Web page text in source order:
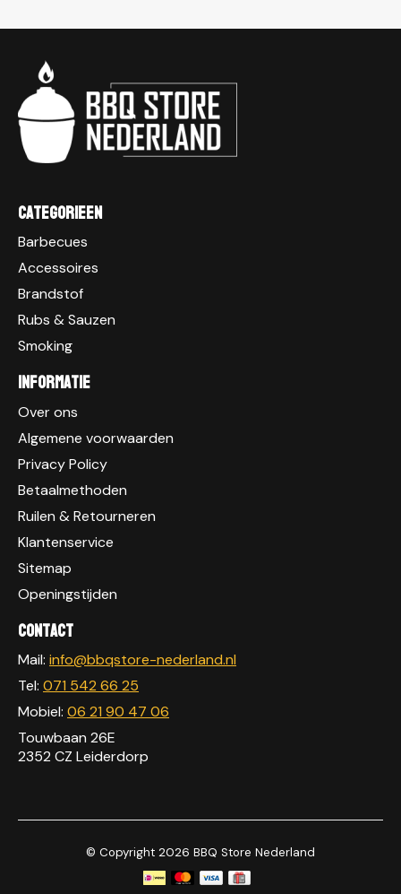
Categorieen
Barbecues
Accessoires
Brandstof
Rubs & Sauzen
Smoking
Informatie
Over ons
Algemene voorwaarden
Privacy Policy
Betaalmethoden
Ruilen & Retourneren
Klantenservice
Sitemap
Openingstijden
Contact
Mail: info@bbqstore-nederland.nl
Tel: 071 542 66 25
Mobiel: 06 21 90 47 06
Touwbaan 26E
2352 CZ Leiderdorp
© Copyright 2026 BBQ Store Nederland